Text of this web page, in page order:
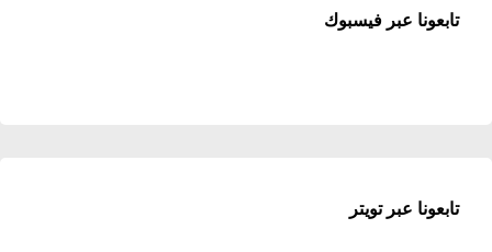
تابعونا عبر فيسبوك
تابعونا عبر تويتر